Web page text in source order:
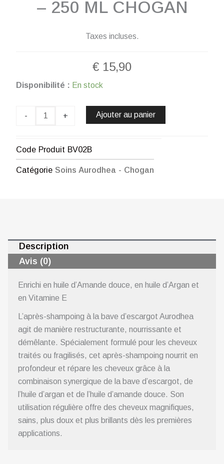
– 250 ML CHOGAN
Taxes incluses.
€ 15,90
Disponibilité : En stock
-
quantité
SHAMPOING
D’ESCARGOT
250
+ Ajouter au panier
Code Produit BV02B
Catégorie Soins Aurodhea - Chogan
Description
Avis (0)
Enrichi en huile d’Amande douce, en huile d’Argan et
en Vitamine E
L’après-shampoing à la bave d’escargot Aurodhea
agit de manière restructurante, nourrissante et
démêlante. Spécialement formulé pour les cheveux
traités ou fragilisés, cet après-shampoing nourrit en
profondeur et répare les cheveux grâce à la
combinaison synergique de la bave d’escargot, de
l’huile d’argan et de l’huile d’amande douce. Son
utilisation régulière offre des cheveux magnifiques,
sains, plus doux et plus brillants dès les premières
applications.